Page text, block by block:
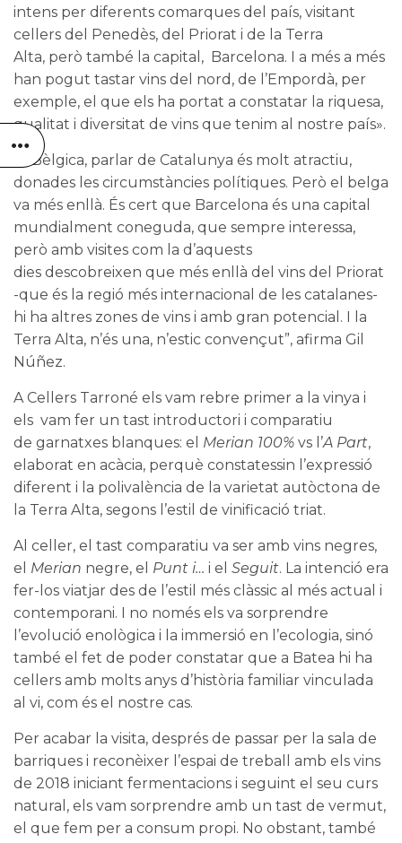
intens per diferents comarques del país, visitant
cellers del Penedès, del Priorat i de la Terra
Alta, però també la capital, Barcelona. I a més a més
han pogut tastar vins del nord, de l’Empordà, per
exemple, el que els ha portat a constatar la riquesa,
qualitat i diversitat de vins que tenim al nostre país».
“A Bèlgica, parlar de Catalunya és molt atractiu,
donades les circumstàncies polítiques. Però el belga
va més enllà. És cert que Barcelona és una capital
mundialment coneguda, que sempre interessa,
però amb visites com la d’aquests
dies descobreixen que més enllà del vins del Priorat
-que és la regió més internacional de les catalanes-
hi ha altres zones de vins i amb gran potencial. I la
Terra Alta, n’és una, n’estic convençut”, afirma Gil
Núñez.
A Cellers Tarroné els vam rebre primer a la vinya i
els vam fer un tast introductori i comparatiu
de garnatxes blanques: el Merian 100% vs l’A Part,
elaborat en acàcia, perquè constatessin l’expressió
diferent i la polivalència de la varietat autòctona de
la Terra Alta, segons l’estil de vinificació triat.
Al celler, el tast comparatiu va ser amb vins negres,
el Merian negre, el Punt i… i el Seguit. La intenció era
fer-los viatjar des de l’estil més clàssic al més actual i
contemporani. I no només els va sorprendre
l’evolució enològica i la immersió en l’ecologia, sinó
també el fet de poder constatar que a Batea hi ha
cellers amb molts anys d’història familiar vinculada
al vi, com és el nostre cas.
Per acabar la visita, després de passar per la sala de
barriques i reconèixer l’espai de treball amb els vins
de 2018 iniciant fermentacions i seguint el seu curs
natural, els vam sorprendre amb un tast de vermut,
el que fem per a consum propi. No obstant, també